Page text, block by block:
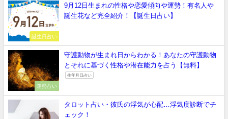
誕生日占い
9月12日生まれの性格や恋愛傾向や運勢！有名人や
誕生花など完全紹介！【誕生日占い】
運勢占い
守護動物が生まれ日からわかる！あなたの守護動物
とそれに基づく性格や潜在能力を占う【無料】
生年月日占い
タロット占い・彼氏の浮気が心配…浮気度診断でチ
ェック！